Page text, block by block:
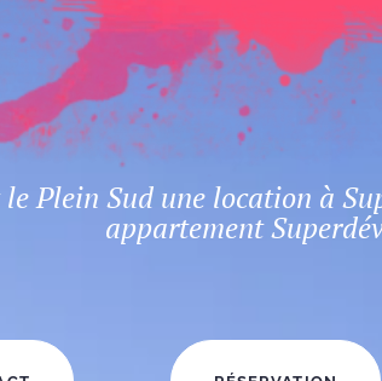
le Plein Sud une location à
appartement